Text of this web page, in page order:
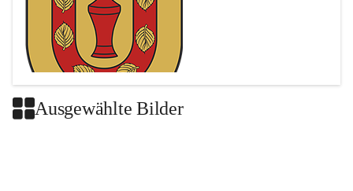
Ausgewählte Bilder